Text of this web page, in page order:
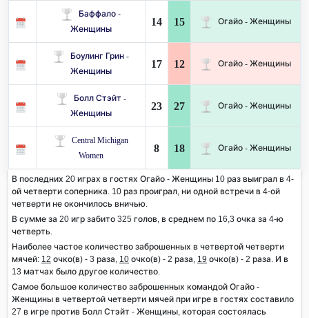
Баффало -
Женщины
14 15 Огайо - Женщины
Боулинг Грин -
Женщины
17 12 Огайо - Женщины
Болл Стэйт -
Женщины
23 27 Огайо - Женщины
Central Michigan
Women
8 18 Огайо - Женщины
В последних 20 играх в гостях Огайо - Женщины 10 раз выиграл в 4-
ой четверти соперника. 10 раз проиграл, ни одной встречи в 4-ой
четверти не окончилось вничью.
В сумме за 20 игр забито 325 голов, в среднем по 16,3 очка за 4-ю
четверть.
Наиболее частое количество заброшенных в четвертой четверти
мячей: 12 очко(в) - 3 раза, 10 очко(в) - 2 раза, 19 очко(в) - 2 раза. И в
13 матчах было другое количество.
Самое большое количество заброшенных командой Огайо -
Женщины в четвертой четверти мячей при игре в гостях составило
27 в игре против Болл Стэйт - Женщины, которая состоялась